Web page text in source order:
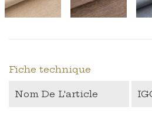
Fiche technique
Nom De L'article